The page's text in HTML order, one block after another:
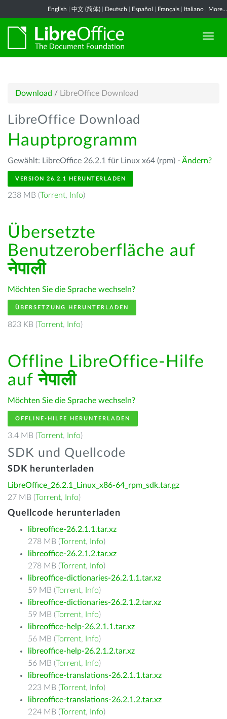
English 中文 (简体) Deutsch Español Français Italiano More...
Download / LibreOffice Download
LibreOffice Download
Hauptprogramm
Gewählt: LibreOffice 26.2.1 für Linux x64 (rpm) - Ändern?
VERSION 26.2.1 HERUNTERLADEN
238 MB (Torrent, Info)
Übersetzte
Benutzeroberfläche auf
नेपाली
Möchten Sie die Sprache wechseln?
ÜBERSETZUNG HERUNTERLADEN
823 KB (Torrent, Info)
Offline LibreOffice-Hilfe
aufनेपाली
Möchten Sie die Sprache wechseln?
OFFLINE-HILFE HERUNTERLADEN
3.4 MB (Torrent, Info)
SDK und Quellcode
SDK herunterladen
LibreOffice_26.2.1_Linux_x86-64_rpm_sdk.tar.gz
27 MB (Torrent, Info)
Quellcode herunterladen
libreoffice-26.2.1.1.tar.xz
278 MB (Torrent, Info)
libreoffice-26.2.1.2.tar.xz
278 MB (Torrent, Info)
libreoffice-dictionaries-26.2.1.1.tar.xz
59 MB (Torrent, Info)
libreoffice-dictionaries-26.2.1.2.tar.xz
59 MB (Torrent, Info)
libreoffice-help-26.2.1.1.tar.xz
56 MB (Torrent, Info)
libreoffice-help-26.2.1.2.tar.xz
56 MB (Torrent, Info)
libreoffice-translations-26.2.1.1.tar.xz
223 MB (Torrent, Info)
libreoffice-translations-26.2.1.2.tar.xz
224 MB (Torrent, Info)